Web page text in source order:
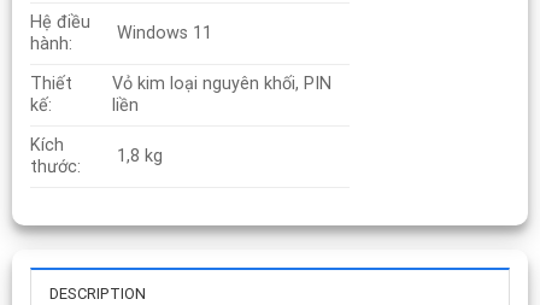
Hệ điều
hành:
Windows 11
Thiết
kế:
Vỏ kim loại nguyên khối, PIN
liền
Kích
thước:
1,8 kg
DESCRIPTION